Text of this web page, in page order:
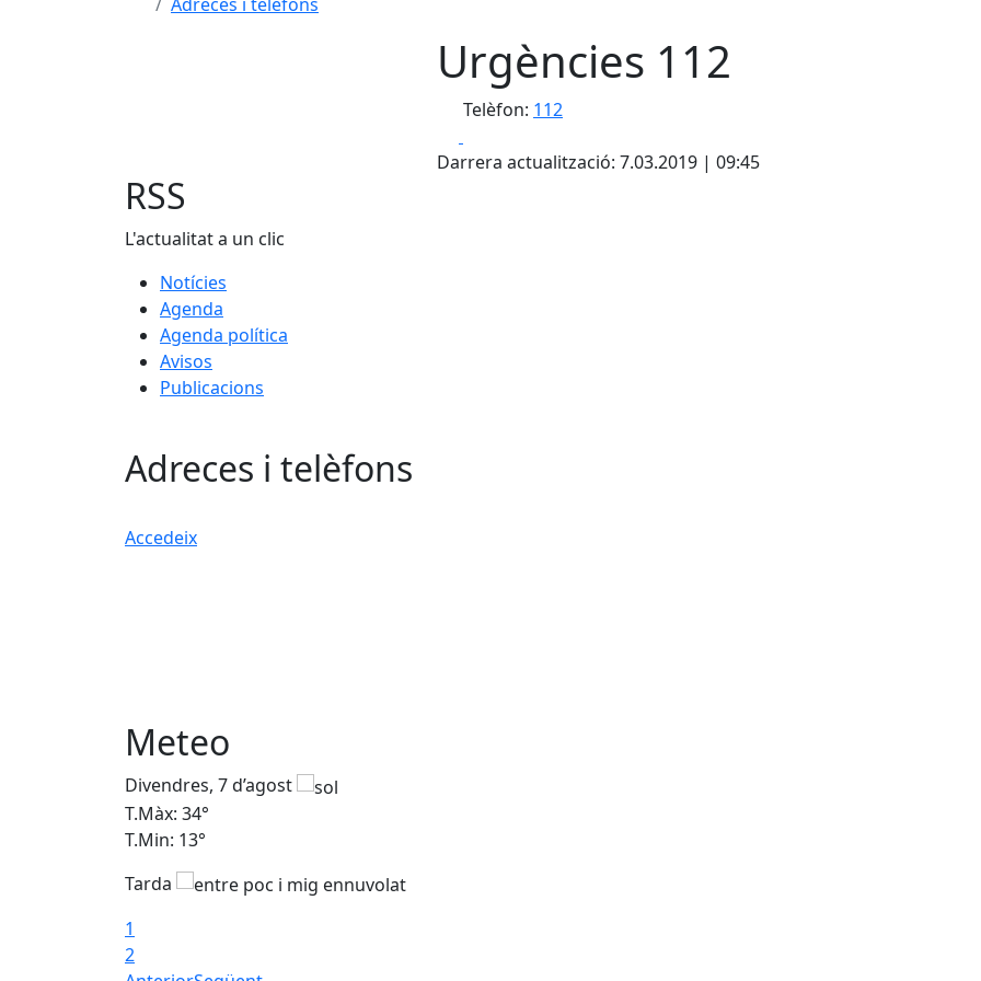
Urgències 112
Telèfon: 112
Darrera actualització: 7.03.2019 | 09:45
RSS
L'actualitat a un clic
Notícies
Agenda
Agenda política
Avisos
Publicacions
Adreces i telèfons
Accedeix
Meteo
Divendres, 7 d’agost
T.Màx: 34°
T.Min: 13°
Tarda
1
2